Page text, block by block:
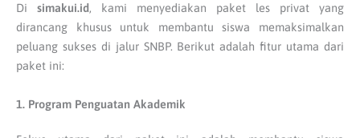
Di simakui.id, kami menyediakan paket les privat yang
dirancang khusus untuk membantu siswa memaksimalkan
peluang sukses di jalur SNBP. Berikut adalah fitur utama dari
paket ini:
1. Program Penguatan Akademik